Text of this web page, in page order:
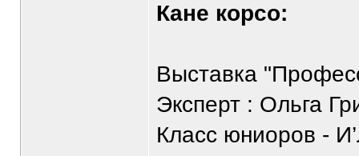
Кане корсо:
Выставка
Эксперт : Ольга
Класс юниоров -